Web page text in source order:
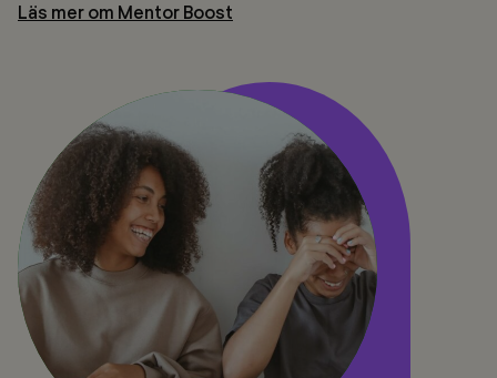
Läs mer om Mentor Boost